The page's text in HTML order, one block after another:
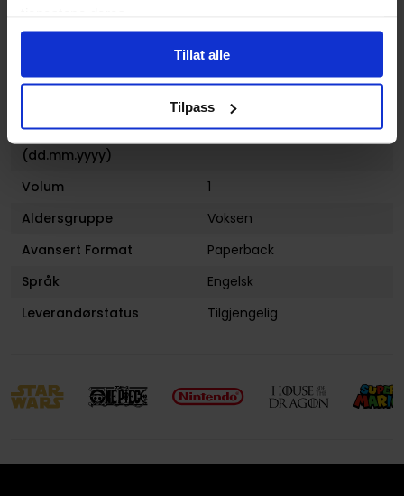
Tillat alle
Tilpass
Antall Sider
Image Comics
Lanseringsdato
(dd.mm.yyyy)
24.02.2015
Volum
1
Aldersgruppe
Voksen
Avansert Format
Paperback
Språk
Engelsk
Leverandørstatus
Tilgjengelig